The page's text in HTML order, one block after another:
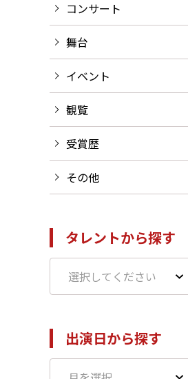
コンサート
舞台
イベント
観覧
受賞歴
その他
タレントから探す
出演日から探す